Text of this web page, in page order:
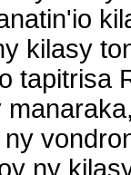
kilasy
tapitrisa
ny